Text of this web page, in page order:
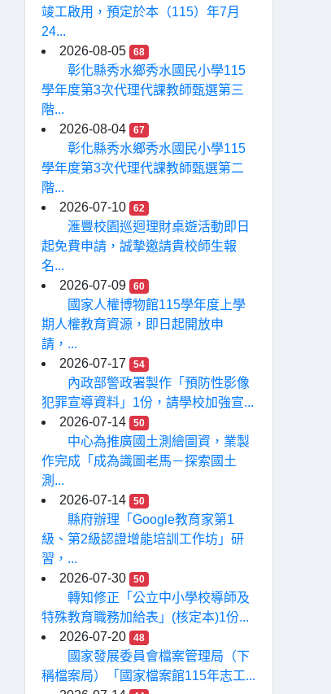
竣工啟用，預定於本（115）年7月
24...
2026-08-05
68
彰化縣秀水鄉秀水國民小學115
學年度第3次代理代課教師甄選第三
階...
2026-08-04
67
彰化縣秀水鄉秀水國民小學115
學年度第3次代理代課教師甄選第二
階...
2026-07-10
62
滙豐校園巡迴理財桌遊活動即日
起免費申請，誠摯邀請貴校師生報
名...
2026-07-09
60
國家人權博物館115學年度上學
期人權教育資源，即日起開放申
請，...
2026-07-17
54
內政部警政署製作「預防性影像
犯罪宣導資料」1份，請學校加強宣...
2026-07-14
50
中心為推廣國土測繪圖資，業製
作完成「成為識圖老馬－探索國土
測...
2026-07-14
50
縣府辦理「Google教育家第1
級、第2級認證增能培訓工作坊」研
習，...
2026-07-30
50
轉知修正「公立中小學校導師及
特殊教育職務加給表」(核定本)1份...
2026-07-20
48
國家發展委員會檔案管理局（下
稱檔案局）「國家檔案館115年志工...